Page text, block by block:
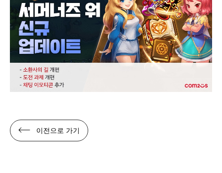
이전으로 가기